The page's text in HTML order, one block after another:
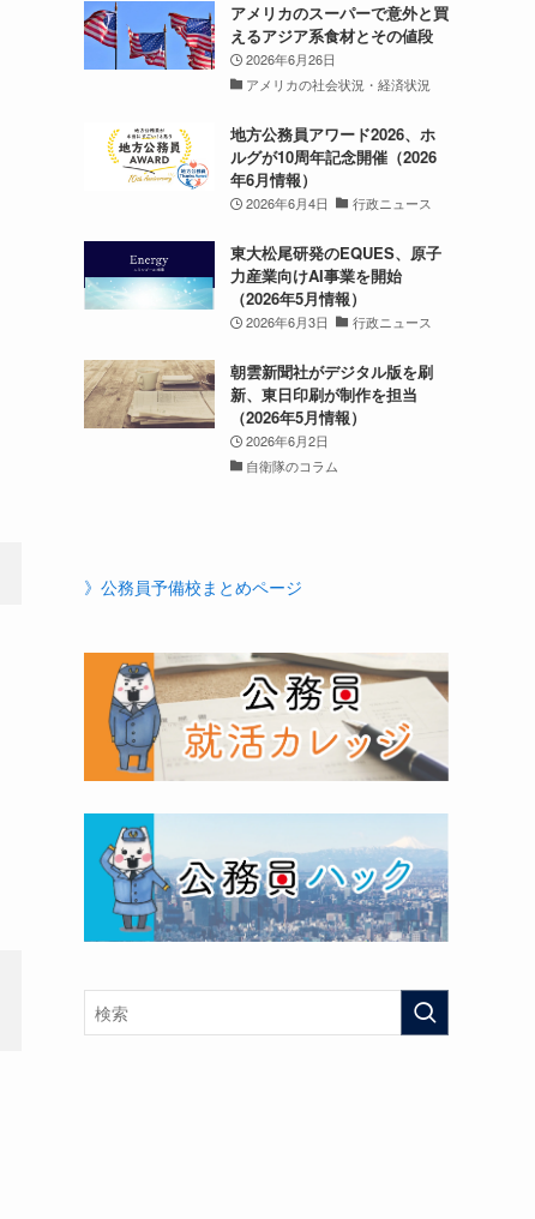
アメリカのスーパーで意外と買
えるアジア系食材とその値段
2026年6月26日
アメリカの社会状況・経済状況
地方公務員アワード2026、ホ
ルグが10周年記念開催（2026
年6月情報）
2026年6月4日 行政ニュース
東大松尾研発のEQUES、原子
力産業向けAI事業を開始
（2026年5月情報）
2026年6月3日 行政ニュース
朝雲新聞社がデジタル版を刷
新、東日印刷が制作を担当
（2026年5月情報）
2026年6月2日
自衛隊のコラム
》公務員予備校まとめページ